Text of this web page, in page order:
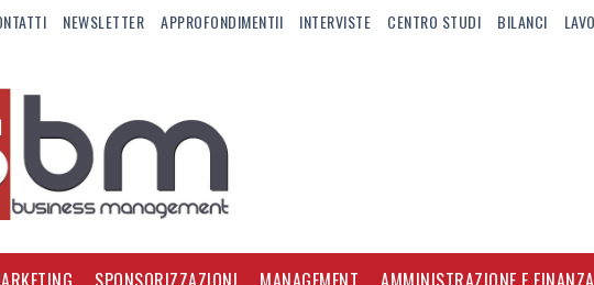
NEWSLETTER APPROFONDIMENTII INTERVISTE CENTRO STUDI BILANCI